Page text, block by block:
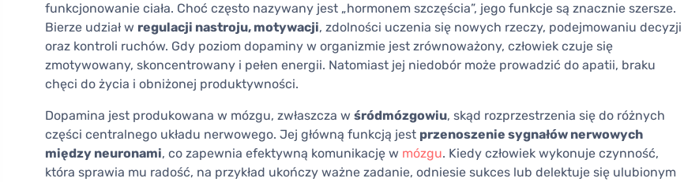
funkcjonowanie ciała. Choć często nazywany jest „hormonem szczęścia”, jego funkcje są znacznie szersze.
Bierze udział w regulacji nastroju, motywacji, zdolności uczenia się nowych rzeczy, podejmowaniu decyzji
oraz kontroli ruchów. Gdy poziom dopaminy w organizmie jest zrównoważony, człowiek czuje się
zmotywowany, skoncentrowany i pełen energii. Natomiast jej niedobór może prowadzić do apatii, braku
chęci do życia i obniżonej produktywności.
Dopamina jest produkowana w mózgu, zwłaszcza w śródmózgowiu, skąd rozprzestrzenia się do różnych
części centralnego układu nerwowego. Jej główną funkcją jest przenoszenie sygnałów nerwowych
między neuronami, co zapewnia efektywną komunikację w mózgu. Kiedy człowiek wykonuje czynność,
która sprawia mu radość, na przykład ukończy ważne zadanie, odniesie sukces lub delektuje się ulubionym